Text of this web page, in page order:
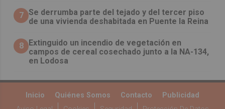
7 Se derrumba parte del tejado y del tercer piso
de una vivienda deshabitada en Puente la Reina
8
Extinguido un incendio de vegetación en
campos de cereal cosechado junto a la NA-134,
en Lodosa
Inicio Quiénes Somos Contacto
Publicidad